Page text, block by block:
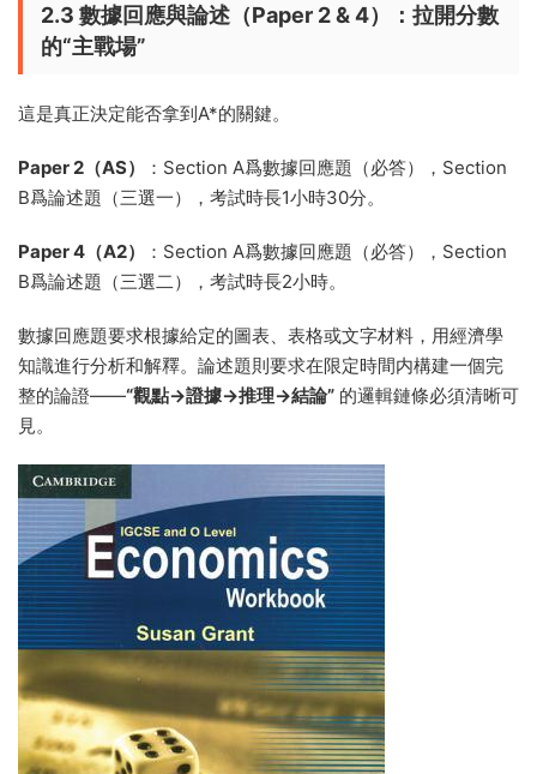
2.3 數據回應與論述（Paper 2 & 4）：拉開分數
的“主戰場”
這是真正決定能否拿到A*的關鍵。
Paper 2（AS）
：Section A爲數據回應題（必答），Section
B爲論述題（三選一），考試時長1小時30分。
Paper 4（A2）
：Section A爲數據回應題（必答），Section
B爲論述題（三選二），考試時長2小時。
數據回應題要求根據給定的圖表、表格或文字材料，用經濟學
知識進行分析和解釋。論述題則要求在限定時間内構建一個完
整的論證——“觀點→證據→推理→結論” 的邏輯鏈條必須清晰可
見。